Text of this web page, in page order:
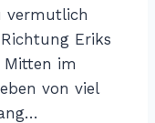
vermutlich
Eriks
Mitten im
von viel